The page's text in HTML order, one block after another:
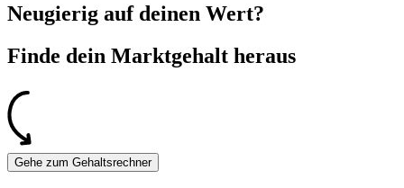
Neugierig auf deinen Wert?
Finde dein Marktgehalt heraus
Gehe zum Gehaltsrechner